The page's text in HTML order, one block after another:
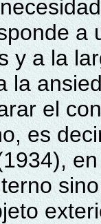
a
y a la
la
el
es